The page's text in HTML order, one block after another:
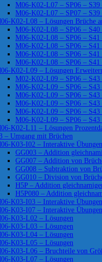
M06-K02-L07 – SP06 – S39
M06-K02-L07 – SP07 – S39
K02-L08 – Lösungen Brüche
M06-K02-L08 – SP06 – S40
M06-K02-L08 – SP06 – S41
M06-K02-L08 – SP06 – S41
M06-K02-L08 – SP06 – S41
M06-K02-L08 – SP06 – S41
K02-L09 – Lösungen
M02-K02-L09 – SP06 – S43
M06-K02-L09 – SP06 – S43
M06-K02-L09 – SP06 – S43
M06-K02-L09 – SP06 – S43
M06-K02-L09 – SP06 – S43
M06-K02-L09 – SP06 – S43
K02-L11 – Lösungen
– Umgang mit Brüchen
K03-I02 – Interaktive Übungen
GG003 – Addition
GG007 – Addition von
GG008 – Subtraktion von
GG010 – Division von
H5P – Addition
H5P080 – Addition
K03-I03 – Interaktive Übungen
K03-I07 – Interaktive Übungen
K03-L02 – Lösungen
K03-L03 – Lösungen
K03-L04 – Lösungen
K03-L05 – Lösungen
K03-L06 – Bruchteile von
K03-L07 – Lösungen